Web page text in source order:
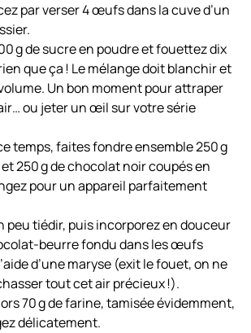
par verser 4 œufs dans la cuve d’un
g de sucre en poudre et fouettez dix
que ça ! Le mélange doit blanchir et
Un bon moment pour attraper
ou jeter un œil sur votre série
temps, faites fondre ensemble 250 g
250 g de chocolat noir coupés en
pour un appareil parfaitement
peu tiédir, puis incorporez en douceur
beurre fondu dans les œufs
d’une maryse (exit le fouet, on ne
tout cet air précieux !).
70 g de farine, tamisée évidemment,
délicatement.